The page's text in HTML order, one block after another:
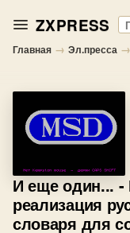
ZXPRESS
Главная → Эл.пресса →
И еще один... -
реализация
словаря для